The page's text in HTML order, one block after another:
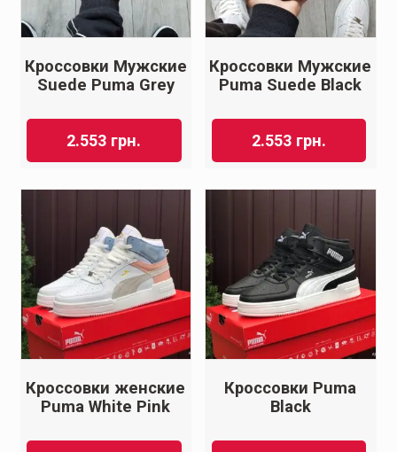
Кроссовки Мужские
Suede Puma Grey
2.553 грн.
Кроссовки Мужские
Puma Suede Black
2.553 грн.
Кроссовки женские
Puma White Pink
Кроссовки Puma
Black